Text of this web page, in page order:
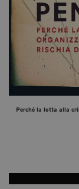
La
Civico Trame
Progetto
Progetto
Mostra 3D -
Il Diritto di
Archivio
Perché la lotta alla